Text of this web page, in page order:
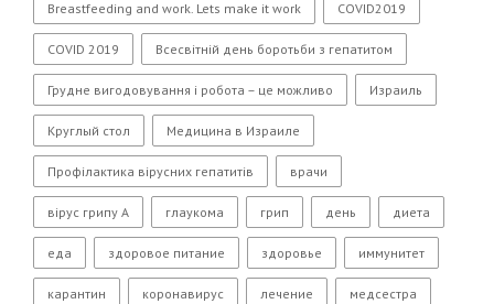
Breastfeeding and work. Lets make it work COVID2019
COVID 2019 Всесвітній день боротьби з гепатитом
Грудне вигодовування і робота – це можливо Израиль
Круглый стол Медицина в Израиле
Профілактика вірусних гепатитів врачи
вірус грипу А глаукома грип день диета
еда здоровое питание здоровье иммунитет
карантин коронавирус лечение медсестра